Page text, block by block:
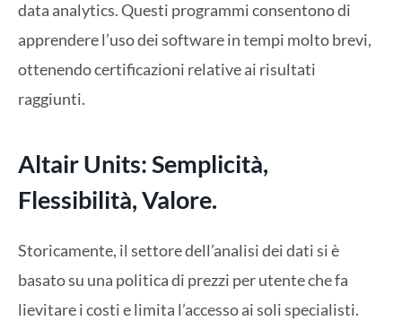
data analytics. Questi programmi consentono di
apprendere l’uso dei software in tempi molto brevi,
ottenendo certificazioni relative ai risultati
raggiunti.
Altair Units: Semplicità,
Flessibilità, Valore.
Storicamente, il settore dell’analisi dei dati si è
basato su una politica di prezzi per utente che fa
lievitare i costi e limita l’accesso ai soli specialisti.